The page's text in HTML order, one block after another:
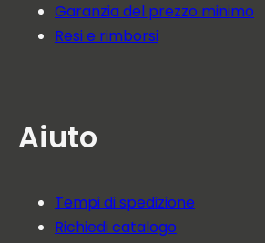
Garanzia del prezzo minimo
Resi e rimborsi
Aiuto
Tempi di spedizione
Richiedi catalogo